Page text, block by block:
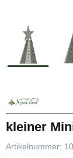
kleiner
Artikelnummer: